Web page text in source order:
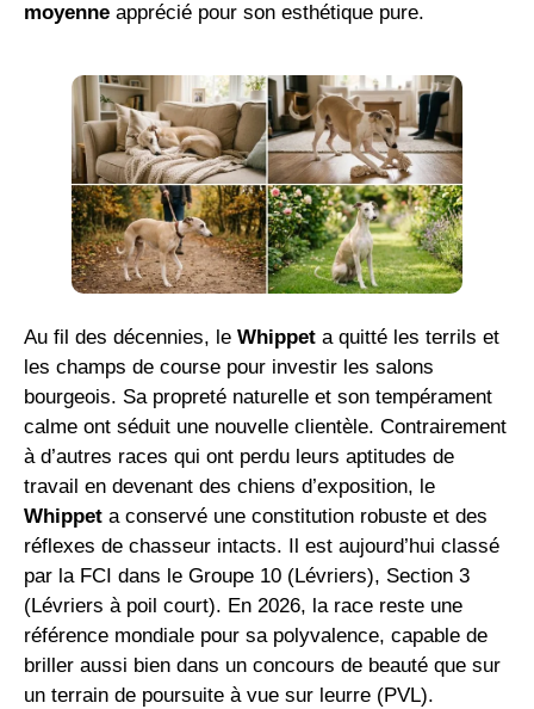
moyenne apprécié pour son esthétique pure.
Au fil des décennies, le Whippet a quitté les terrils et
les champs de course pour investir les salons
bourgeois. Sa propreté naturelle et son tempérament
calme ont séduit une nouvelle clientèle. Contrairement
à d’autres races qui ont perdu leurs aptitudes de
travail en devenant des chiens d’exposition, le
Whippet a conservé une constitution robuste et des
réflexes de chasseur intacts. Il est aujourd’hui classé
par la FCI dans le Groupe 10 (Lévriers), Section 3
(Lévriers à poil court). En 2026, la race reste une
référence mondiale pour sa polyvalence, capable de
briller aussi bien dans un concours de beauté que sur
un terrain de poursuite à vue sur leurre (PVL).